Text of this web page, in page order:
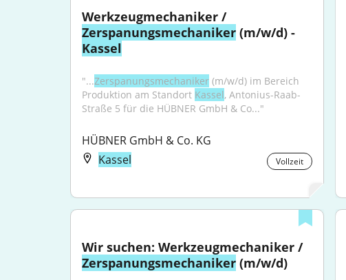
Werkzeugmechaniker /
Zerspanungsmechaniker
Kassel
"...Zerspanungsmechaniker (m/w/d) im Bereich
Produktion am Standort Kassel, Antonius-Raab-
Straße 5 für die HÜBNER GmbH & Co..."
HÜBNER GmbH & Co. KG
Kassel
Vollzeit
Wir suchen: Werkzeugmechaniker /
Zerspanungsmechaniker (m/w/d)